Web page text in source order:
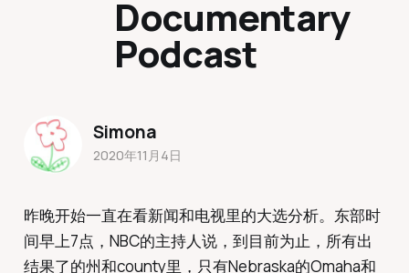
昨晚开始一直在看新闻和电视里的大选分析。东部时
间早上7点，NBC的主持人说，到目前为止，所有出
结果了的州和county里，只有Nebraska的Omaha和
Documentary
Podcast
Simona
2020年11月4日